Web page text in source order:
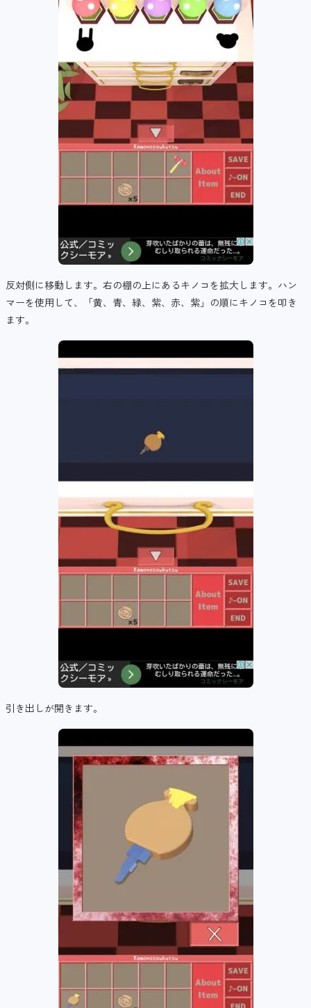
反対側に移動します。右の棚の上にあるキノコを拡大します。ハン
マーを使用して、「黄、青、緑、紫、赤、紫」の順にキノコを叩き
ます。
引き出しが開きます。